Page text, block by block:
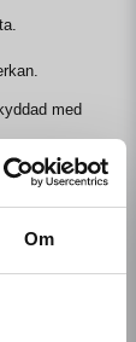
Om
med
Många som